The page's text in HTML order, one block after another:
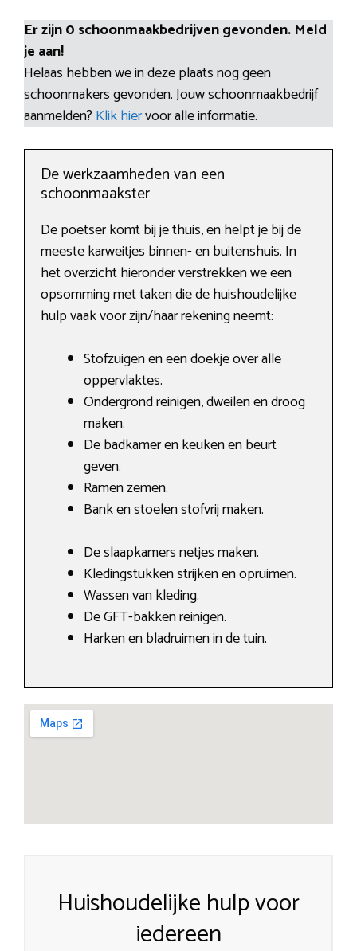
Er zijn 0 schoonmaakbedrijven gevonden. Meld
je aan!
Helaas hebben we in deze plaats nog geen
schoonmakers gevonden. Jouw schoonmaakbedrijf
aanmelden? Klik hiervoor alle informatie.
De werkzaamheden van een
schoonmaakster
De poetser komt bij je thuis, en helpt je bij de
meeste karweitjes binnen- en buitenshuis. In
het overzicht hieronder verstrekken we een
opsomming met taken die de huishoudelijke
hulp vaak voor zijn/haar rekening neemt:
Stofzuigen en een doekje over alle
oppervlaktes.
Ondergrond reinigen, dweilen en droog
maken.
De badkamer en keuken en beurt
geven.
Ramen zemen.
Bank en stoelen stofvrij maken.
De slaapkamers netjes maken.
Kledingstukken strijken en opruimen.
Wassen van kleding.
De GFT-bakken reinigen.
Harken en bladruimen in de tuin.
Huishoudelijke hulp voor
iedereen